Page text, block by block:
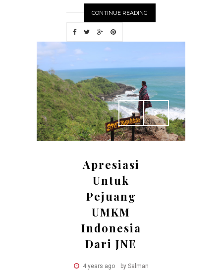
CONTINUE READING
Apresiasi
Untuk
Pejuang
UMKM
Indonesia
Dari JNE
4 years ago
by Salman